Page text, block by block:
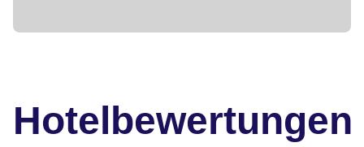
Hotelbewertungen